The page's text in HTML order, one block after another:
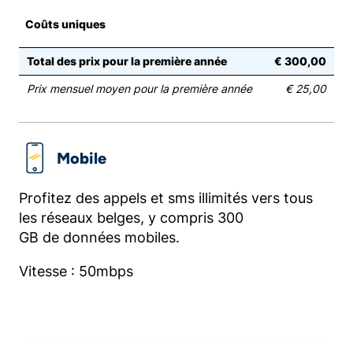
Coûts uniques
Total des prix pour la première année € 300,00
Prix mensuel moyen pour la première année € 25,00
Mobile
Profitez des appels et sms illimités vers tous
les réseaux belges, y compris 300
GB de données mobiles.
Vitesse : 50mbps